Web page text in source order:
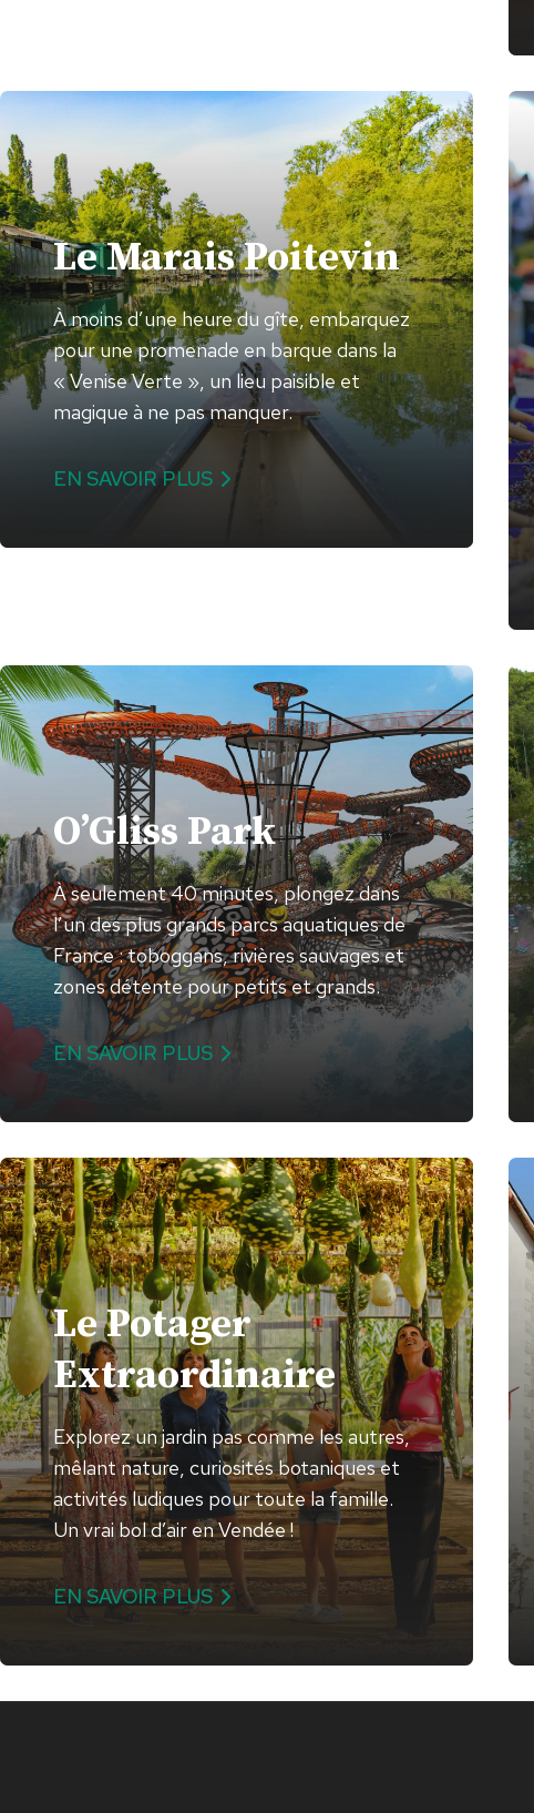
Le Marais Poitevin
À moins d’une heure du gîte, embarquez
pour une promenade en barque dans la
« Venise Verte », un lieu paisible et
magique à ne pas manquer.
EN SAVOIR PLUS
O’Gliss Park
À seulement 40 minutes, plongez dans
l’un des plus grands parcs aquatiques de
France : toboggans, rivières sauvages et
zones détente pour petits et grands.
EN SAVOIR PLUS
Le Potager
Extraordinaire
Explorez un jardin pas comme les autres,
mêlant nature, curiosités botaniques et
activités ludiques pour toute la famille.
Un vrai bol d’air en Vendée !
EN SAVOIR PLUS